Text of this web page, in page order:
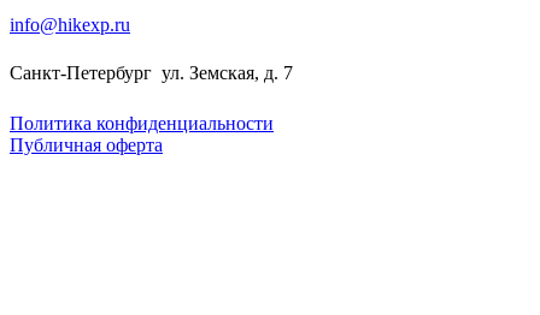
info@hikexp.ru
Санкт-Петербург ул. Земская, д. 7
Политика конфиденциальности
Публичная оферта